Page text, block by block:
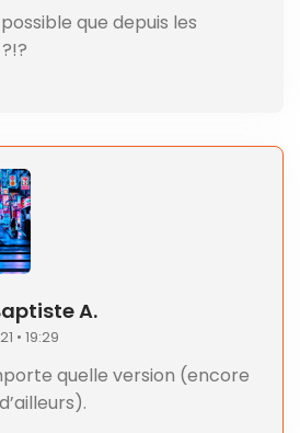
que depuis les
A.
• 19:29
quelle version (encore